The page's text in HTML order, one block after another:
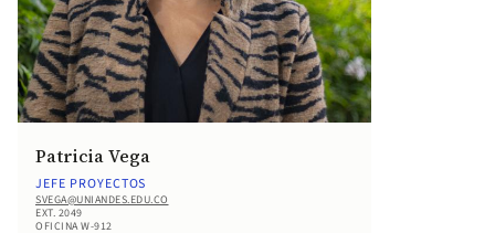
Patricia Vega
JEFE PROYECTOS
SVEGA@UNIANDES.EDU.CO
EXT. 2049
OFICINA W-912